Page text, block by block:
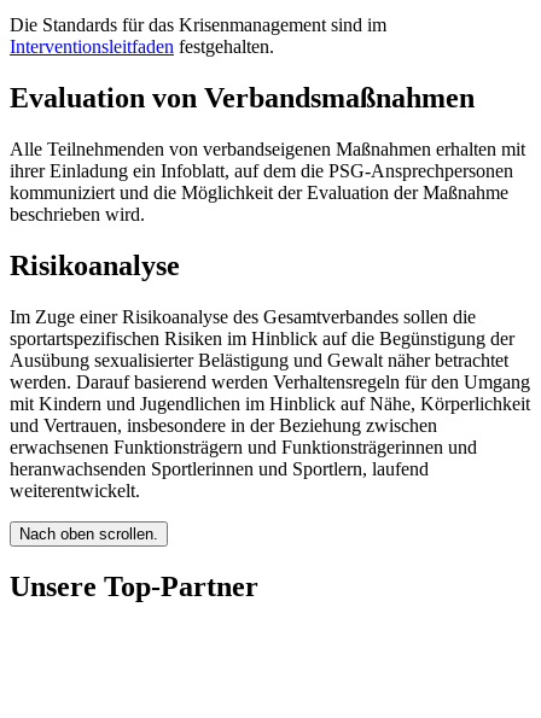
Die Standards für das Krisenmanagement sind im
Interventionsleitfaden festgehalten.
Evaluation von Verbandsmaßnahmen
Alle Teilnehmenden von verbandseigenen Maßnahmen erhalten mit
ihrer Einladung ein Infoblatt, auf dem die PSG-Ansprechpersonen
kommuniziert und die Möglichkeit der Evaluation der Maßnahme
beschrieben wird.
Risikoanalyse
Im Zuge einer Risikoanalyse des Gesamtverbandes sollen die
sportartspezifischen Risiken im Hinblick auf die Begünstigung der
Ausübung sexualisierter Belästigung und Gewalt näher betrachtet
werden. Darauf basierend werden Verhaltensregeln für den Umgang
mit Kindern und Jugendlichen im Hinblick auf Nähe, Körperlichkeit
und Vertrauen, insbesondere in der Beziehung zwischen
erwachsenen Funktionsträgern und Funktionsträgerinnen und
heranwachsenden Sportlerinnen und Sportlern, laufend
weiterentwickelt.
Nach oben scrollen.
Unsere Top-Partner